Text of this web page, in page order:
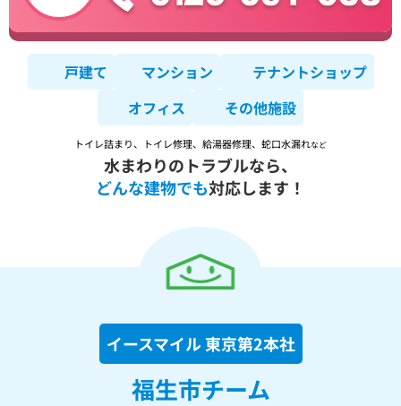
戸建て マンション
テナントショップ
オフィス
その他施設
トイレ詰まり、トイレ修理、給湯器修理、蛇口水漏れなど
水まわりのトラブルなら、
どんな建物でも対応します！
イースマイル 東京第2本社
福生市チーム